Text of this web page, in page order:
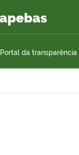
Portal da transparência